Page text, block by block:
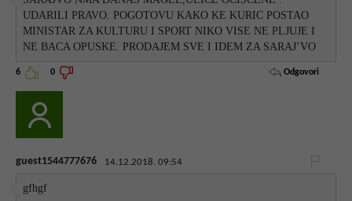
UDARILI PRAVO. POGOTOVU KAKO KE KURIC POSTAO
MINISTAR ZA KULTURU I SPORT NIKO VISE NE PLJUJE I
NE BACA OPUSKE. PRODAJEM SVE I IDEM ZA SARAJ’VO
6 0 Odgovori
guest1544777676 14.12.2018. 09:54
gfhgf